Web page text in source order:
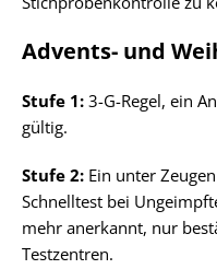
Advents- und
Stufe 1: 3-G-Regel, ein
gültig.
Stufe 2: Ein unter
Schnelltest bei
mehr anerkannt, nur
Testzentren.